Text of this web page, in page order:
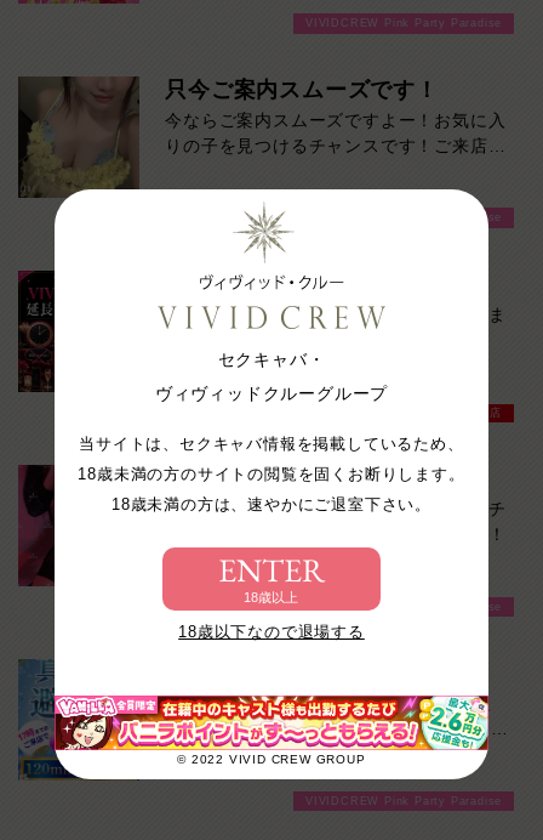
セクキャバ・
ヴィヴィッドクルーグループ
当サイトは、セクキャバ情報を掲載しているため、
18歳未満の方のサイトの閲覧を固くお断りします。
18歳未満の方は、速やかにご退室下さい。
ENTER
18歳以上
18歳以下なので退場する
© 2022 VIVID CREW GROUP
めるチャンス！たっぷり楽しみたい方は
分！その日の予定に合わせてお選びくださ
い！ご来店お待ちしております！
VIVIDCREW Pink Party Paradise
只今ご案内スムーズです！
今ならご案内スムーズですよー！お気に入
りの子を見つけるチャンスです！ご来店お
VIVIDCREW Pink Party Paradise
延長交渉一切無し！
「そろそろお時間ですが、延長どうされま
そんなやり取りが苦手な方へ。
VIVID CREWでは、キャバクラ特有の延長
交渉は一切ありません。
「断りづらい…」
「女の子の前だとNOと言いにくい…」
「気づいたら予算オーバーしていた…」
そんな心配をせず、決めた時間・予算の中
で気楽に楽しめます。
余計な駆け引きはなし。
時間いっぱい楽しんだら、スッキリ終了。
初めての方にも、安心して遊んでいただけ
VIVIDCREW梅田堂山店
総勢10名出勤中！
本日多数出勤中！お気に入りを見つけるチ
ャンスです！ご来店お待ちしております！
VIVIDCREW Pink Party Paradise
皆様17時までまだお時間ありますよ！た
っぷり楽しみたい方は120分6000円！サク
ッと遊んで帰りたい方は60分3000円！で
ご案内可能です！！ご来店お待ちしており
VIVIDCREW Pink Party Paradise